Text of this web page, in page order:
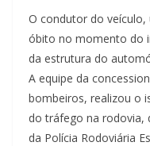
O condutor do
óbito no momento do
da estrutura do
A equipe da
bombeiros, realizou o
do tráfego na
da Polícia Rodoviária